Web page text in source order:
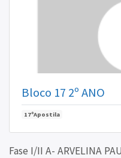
Bloco 17 2º ANO
17ºApostila
Fase I/II A- ARVELINA